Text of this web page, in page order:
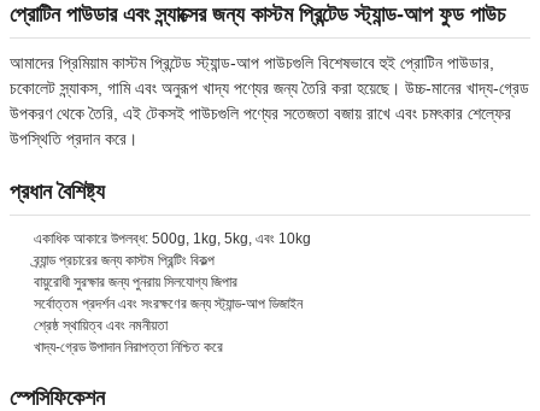
প্রোটিন পাউডার এবং স্ন্যাক্সের জন্য কাস্টম প্রিন্টেড স্ট্যান্ড-আপ ফুড পাউচ
আমাদের প্রিমিয়াম কাস্টম প্রিন্টেড স্ট্যান্ড-আপ পাউচগুলি বিশেষভাবে হুই প্রোটিন পাউডার,
চকোলেট স্ন্যাকস, গামি এবং অনুরূপ খাদ্য পণ্যের জন্য তৈরি করা হয়েছে। উচ্চ-মানের খাদ্য-গ্রেড
উপকরণ থেকে তৈরি, এই টেকসই পাউচগুলি পণ্যের সতেজতা বজায় রাখে এবং চমৎকার শেল্ফের
উপস্থিতি প্রদান করে।
প্রধান বৈশিষ্ট্য
একাধিক আকারে উপলব্ধ: 500g, 1kg, 5kg, এবং 10kg
ব্র্যান্ড প্রচারের জন্য কাস্টম প্রিন্টিং বিকল্প
বায়ুরোধী সুরক্ষার জন্য পুনরায় সিলযোগ্য জিপার
সর্বোত্তম প্রদর্শন এবং সংরক্ষণের জন্য স্ট্যান্ড-আপ ডিজাইন
শ্রেষ্ঠ স্থায়িত্ব এবং নমনীয়তা
খাদ্য-গ্রেড উপাদান নিরাপত্তা নিশ্চিত করে
স্পেসিফিকেশন